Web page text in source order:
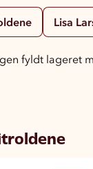
Lisa
fyldt lageret